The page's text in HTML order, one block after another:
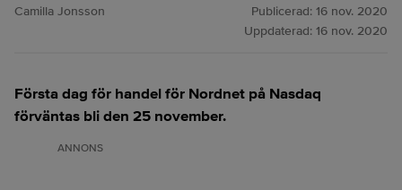
Camilla Jonsson Publicerad: 16 nov. 2020
Uppdaterad: 16 nov. 2020
Första dag för handel för Nordnet på Nasdaq
förväntas bli den 25 november.
ANNONS